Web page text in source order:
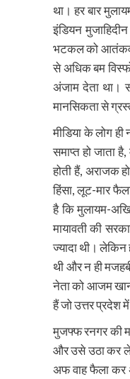
था। हर बार
इंडियन
भटकल को
से अधिक बम
अंजाम देता था।
मानसिकता से
मीडिया के लोग
समाप्त हो जाता
होती हैं, अराजक
हिंसा, लूट-मार
है कि मुलायम-
मायावती की
ज्यादा थी। लेकिन
थी और न ही
नेता को आजम खान
हैं जो उत्तर प्रदेश
मुजफ्फ रनगर की
और उसे उठा कर ले
अफ वाह फैला कर